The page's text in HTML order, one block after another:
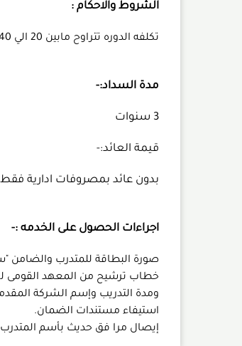
الشروط والاحكام :
تكلفه الدوره تتراوح مابين 20 الي 40 الف جنيه
مدة السداد:-
3 سنوات
قيمة العائد:-
بدون عائد بمصروفات ادارية فقط
اجراءات الحصول على الخدمه :-
صورة البطاقة للمتدرب والضامن
خطاب ترشيح من المعهد القومى
ومدة التدريب وإسم الشركة
استيفاء مستندات الضمان.
إيصال مرا فق حديث بأسم المتدرب